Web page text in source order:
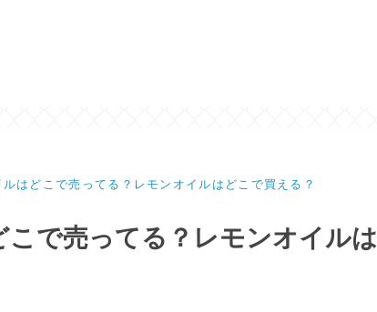
はどこで売ってる？レモンオイルはどこで買える？
で売ってる？レモンオイルは